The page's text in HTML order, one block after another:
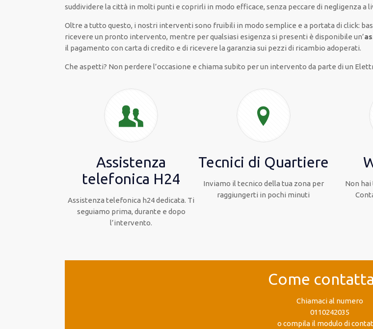
suddividere la città in molti punti e coprirli in modo efficace, senza peccare di negligenza a
Oltre a tutto questo, i nostri interventi sono fruibili in modo semplice e a portata di click:
ricevere un pronto intervento, mentre per qualsiasi esigenza si presenti è disponibile un’
il pagamento con carta di credito e di ricevere la garanzia sui pezzi di ricambio adoperati.
Che aspetti? Non perdere l’occasione e chiama subito per un intervento da parte di un
Assistenza
telefonica H24
Assistenza telefonica h24 dedicata. Ti
seguiamo prima, durante e dopo
l’intervento.
Tecnici di Quartiere
Inviamo il tecnico della tua zona per
raggiungerti in pochi minuti
Non
Come
Chiamaci al numero
0110242035
o compila il modulo di